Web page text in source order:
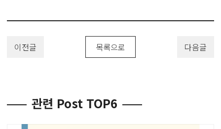
이전글 목록으로 다음글
관련 Post TOP6